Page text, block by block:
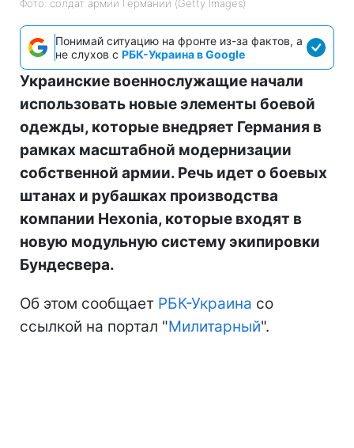
Фото: солдат армии Германии (Getty Images)
Понимай ситуацию на фронте из-за фактов, а
не слухов с РБК-Украина в Google
Украинские военнослужащие начали
использовать новые элементы боевой
одежды, которые внедряет Германия в
рамках масштабной модернизации
собственной армии. Речь идет о боевых
штанах и рубашках производства
компании Hexonia, которые входят в
новую модульную систему экипировки
Бундесвера.
Об этом сообщает РБК-Украина со
ссылкой на портал "Милитарный".